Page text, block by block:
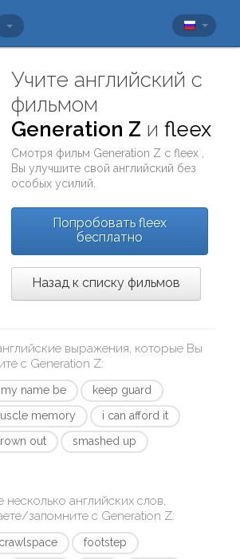
Учите английский с
фильмом
Generation Z иfleex
Смотря фильм Generation Z сfleex
Вы улучшите свой английский без
особых усилий.
Попробовать fleex
бесплатно
Назад к списку фильмов
выражения, которые Вы
с Generation Z:
my name be
keep guard
memory
i can afford it
out
smashed up
английских слов,
запомните с Generation Z:
crawlspace
footstep